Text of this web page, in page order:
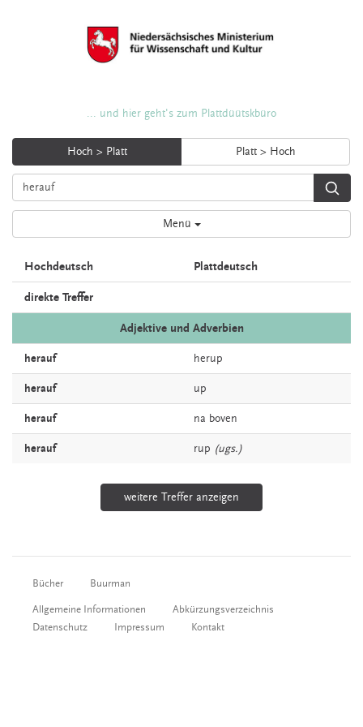
... und hier geht's zum Plattdüütskbüro
Hoch > Platt Platt > Hoch
Menü
Hochdeutsch Plattdeutsch
direkte Treffer
Adjektive und Adverbien
herauf herup
herauf up
herauf na boven
herauf rup (ugs.)
weitere Treffer anzeigen
Bücher Buurman
Allgemeine Informationen
Abkürzungsverzeichnis
Datenschutz
Impressum Kontakt